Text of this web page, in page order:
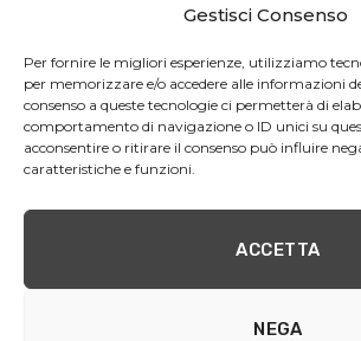
Gestisci Consenso
Per fornire le migliori esperienze, utilizziamo
per memorizzare e/o accedere alle informazioni
consenso a queste tecnologie ci permetterà di
comportamento di navigazione o ID unici su
acconsentire o ritirare il consenso può influire
caratteristiche e funzioni.
ACCETTA
NEGA
sulle nostre attività nelle istituzioni.
HOMEPAGE
NOTIZIE
PORTAVOCE
REPORT